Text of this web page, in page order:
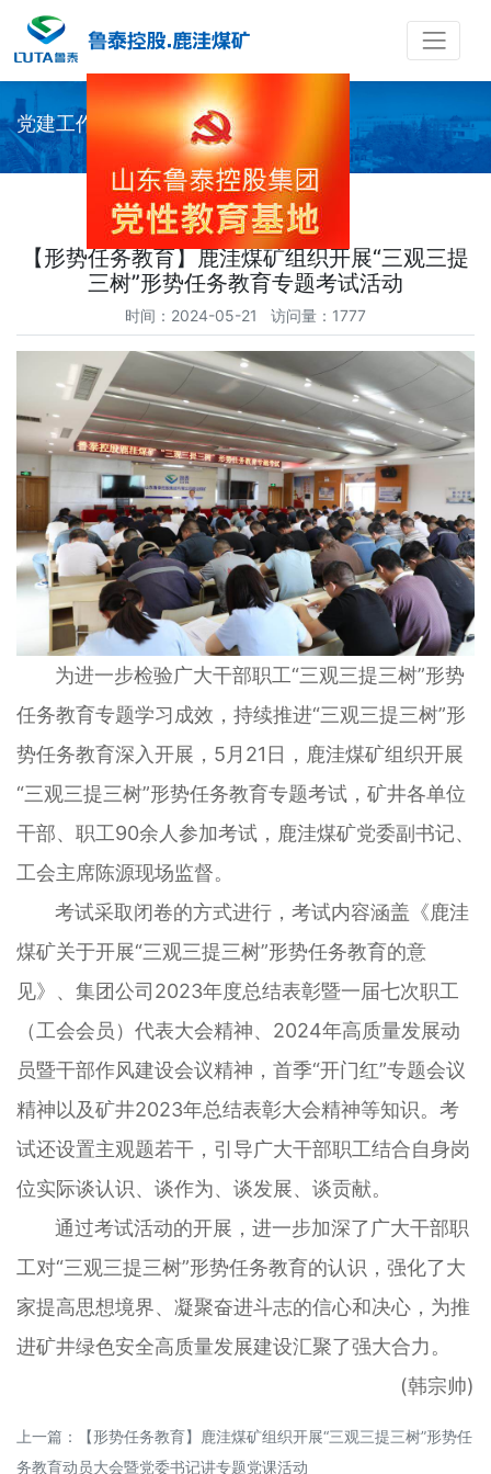
党建工作
【形势任务教育】鹿洼煤矿组织开展“三观三提
三树”形势任务教育专题考试活动
时间：2024-05-21 访问量：1777
为进一步检验广大干部职工“三观三提三树”形势
任务教育专题学习成效，持续推进“三观三提三树”形
势任务教育深入开展，5月21日，鹿洼煤矿组织开展
“三观三提三树”形势任务教育专题考试，矿井各单位
干部、职工90余人参加考试，鹿洼煤矿党委副书记、
工会主席陈源现场监督。
考试采取闭卷的方式进行，考试内容涵盖《鹿洼
煤矿关于开展“三观三提三树”形势任务教育的意
见》、集团公司2023年度总结表彰暨一届七次职工
（工会会员）代表大会精神、2024年高质量发展动
员暨干部作风建设会议精神，首季“开门红”专题会议
精神以及矿井2023年总结表彰大会精神等知识。考
试还设置主观题若干，引导广大干部职工结合自身岗
位实际谈认识、谈作为、谈发展、谈贡献。
通过考试活动的开展，进一步加深了广大干部职
工对“三观三提三树”形势任务教育的认识，强化了大
家提高思想境界、凝聚奋进斗志的信心和决心，为推
进矿井绿色安全高质量发展建设汇聚了强大合力。
(韩宗帅)
上一篇：
【形势任务教育】鹿洼煤矿组织开展“三观三提三树”形势任
务教育动员大会暨党委书记讲专题党课活动